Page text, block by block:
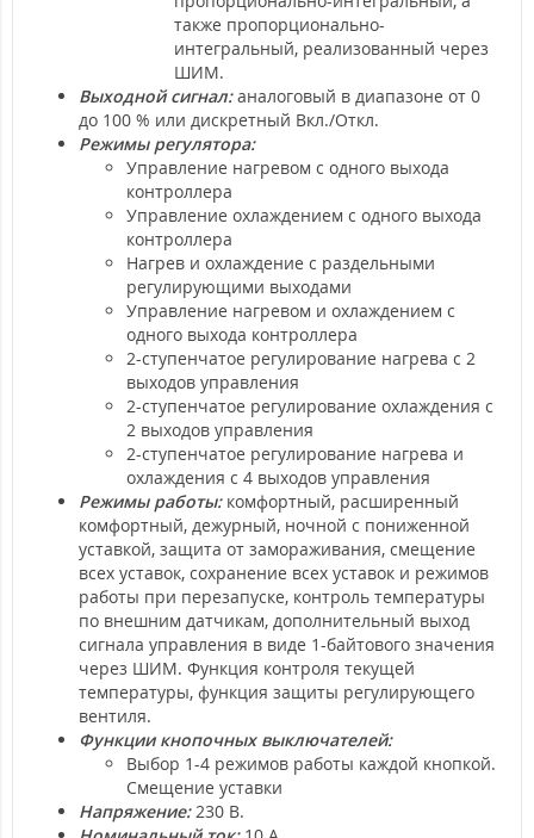
также пропорционально-
интегральный, реализованный через
ШИМ.
Выходной сигнал:аналоговый в диапазоне от 0
до 100 % или дискретный Вкл./Откл.
Режимы регулятора:
Управление нагревом с одного выхода
контроллера
Управление охлаждением с одного выхода
контроллера
Нагрев и охлаждение с раздельными
регулирующими выходами
Управление нагревом и охлаждением с
одного выхода контроллера
2-ступенчатое регулирование нагрева с 2
выходов управления
2-ступенчатое регулирование охлаждения с
2 выходов управления
2-ступенчатое регулирование нагрева и
охлаждения с 4 выходов управления
Режимы работы:комфортный, расширенный
комфортный, дежурный, ночной с пониженной
уставкой, защита от замораживания, смещение
всех уставок, сохранение всех уставок и режимов
работы при перезапуске, контроль температуры
по внешним датчикам, дополнительный выход
сигнала управления в виде 1-байтового значения
через ШИМ. Функция контроля текущей
температуры, функция защиты регулирующего
вентиля.
Функции кнопочных выключателей:
Выбор 1-4 режимов работы каждой кнопкой.
Смещение уставки
Напряжение:230 В.